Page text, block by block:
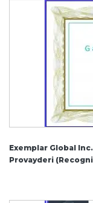
Exemplar Global
Provayderi